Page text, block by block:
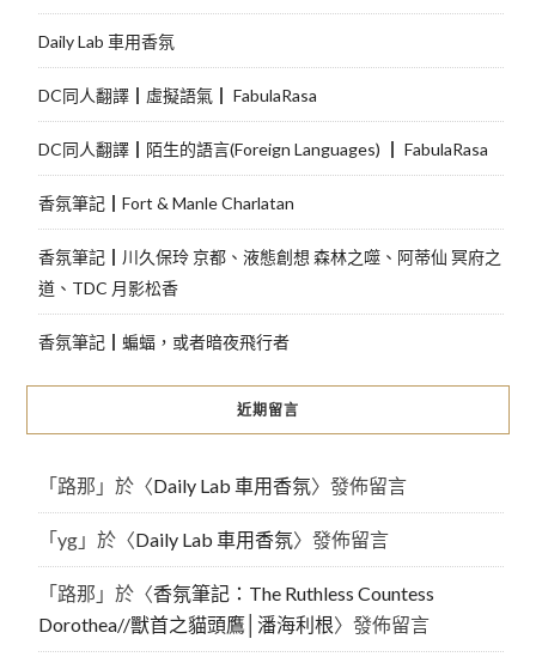
Daily Lab 車用香氛
DC同人翻譯┃虛擬語氣┃ FabulaRasa
DC同人翻譯┃陌生的語言(Foreign Languages) ┃ FabulaRasa
香氛筆記┃Fort & Manle Charlatan
香氛筆記┃川久保玲 京都、液態創想 森林之噬、阿蒂仙 冥府之
道、TDC 月影松香
香氛筆記┃蝙蝠，或者暗夜飛行者
近期留言
「路那 」於〈Daily Lab 車用香氛〉發佈留言
「yg」於〈Daily Lab 車用香氛〉發佈留言
「路那 」於〈香氛筆記：The Ruthless Countess
Dorothea//獸首之貓頭鷹│潘海利根〉發佈留言